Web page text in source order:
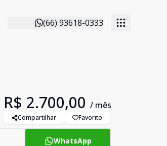
(66) 93618-0333
R$ 2.700,00 / mês
Compartilhar Favorito
WhatsApp